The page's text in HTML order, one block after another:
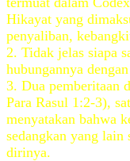
Hikayat yang
penyaliban,
2. Tidak jelas siapa
hubungannya
3. Dua pemberitaan
Para Rasul 1:2-3),
menyatakan bahwa
sedangkan yang lain
dirinya.